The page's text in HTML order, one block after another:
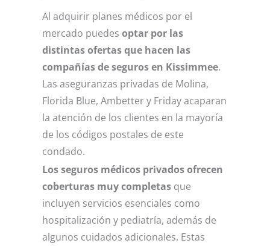
Al adquirir planes médicos por el
mercado puedes optar por las
distintas ofertas que hacen las
compañías de seguros en Kissimmee.
Las aseguranzas privadas de Molina,
Florida Blue, Ambetter y Friday acaparan
la atención de los clientes en la mayoría
de los códigos postales de este
condado.
Los seguros médicos privados ofrecen
coberturas muy completas que
incluyen servicios esenciales como
hospitalización y pediatría, además de
algunos cuidados adicionales. Estas